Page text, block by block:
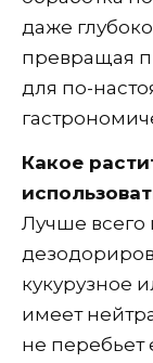
даже
превращая
для по-
Какое
Лучше всего
кукурузное
имеет
не перебьет